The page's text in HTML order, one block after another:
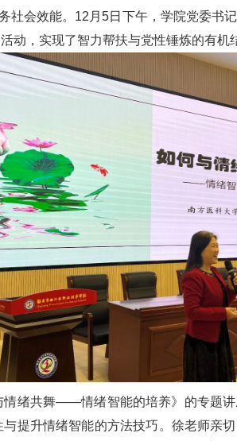
社会效能。12月5日下午，学院党委
动，实现了智力帮扶与党性锤炼的有机
绪共舞——情绪智能的培养》的专题
提升情绪智能的方法技巧。徐老师亲